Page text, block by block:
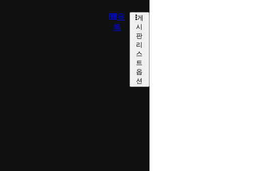
목
록
게
시
판
리
스
트
옵
션